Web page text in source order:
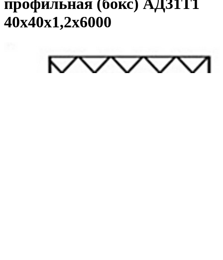
40х40х1,2х6000